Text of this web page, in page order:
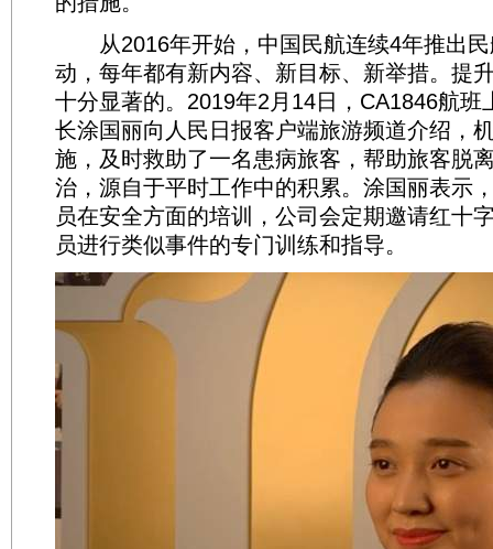
从2016年开始，中国民航连续4年推出民
动，每年都有新内容、新目标、新举措。提
十分显著的。2019年2月14日，CA1846航班
长涂国丽向人民日报客户端旅游频道介绍，
施，及时救助了一名患病旅客，帮助旅客脱
治，源自于平时工作中的积累。涂国丽表示
员在安全方面的培训，公司会定期邀请红十
员进行类似事件的专门训练和指导。